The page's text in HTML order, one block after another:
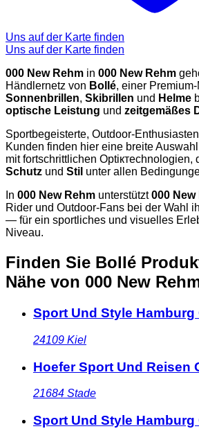
Uns auf der Karte finden
Uns auf der Karte finden
000 New Rehm in 000 New Rehm
Händlernetz von Bollé, einer
Sonnenbrillen, Skibrillen und Helme
optische Leistung und zeitgemäßes
Sportbegeisterte, Outdoor-
Kunden finden hier eine breite
mit fortschrittlichen Optiктechnologien,
Schutz und Stil unter allen
In 000 New Rehm unterstützt000 New
Rider und Outdoor-Fans bei der Wahl
— für ein sportliches und visuelles
Niveau.
Finden Sie Bollé
Nähe von 000 New
Sport Und Style Hamburg
24109 Kiel
Hoefer Sport Und Reisen
21684 Stade
Sport Und Style Hamburg